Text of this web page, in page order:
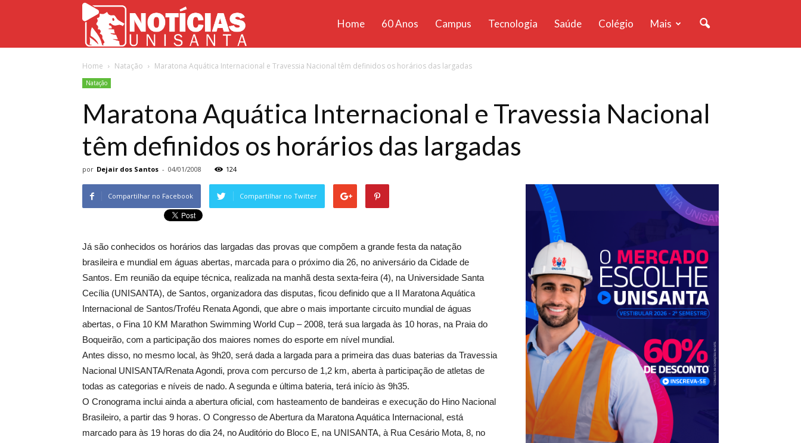
Unisanta
Home 60 Anos Campus Tecnologia Saúde Colégio Mais
Home Natação Maratona Aquática Internacional e Travessia Nacional têm definidos os horários das largadas
Natação
Maratona Aquática Internacional e Travessia Nacional
têm definidos os horários das largadas
por Dejair dos Santos - 04/01/2008 124
Compartilhar no Facebook Compartilhar no Twitter
Já são conhecidos os horários das largadas das provas que compõem a grande festa da natação
brasileira e mundial em águas abertas, marcada para o próximo dia 26, no aniversário da Cidade de
Santos. Em reunião da equipe técnica, realizada na manhã desta sexta-feira (4), na Universidade Santa
Cecília (UNISANTA), de Santos, organizadora das disputas, ficou definido que a II Maratona Aquática
Internacional de Santos/Troféu Renata Agondi, que abre o mais importante circuito mundial de águas
abertas, o Fina 10 KM Marathon Swimming World Cup – 2008, terá sua largada às 10 horas, na Praia do
Boqueirão, com a participação dos maiores nomes do esporte em nível mundial.
Antes disso, no mesmo local, às 9h20, será dada a largada para a primeira das duas baterias da Travessia
Nacional UNISANTA/Renata Agondi, prova com percurso de 1,2 km, aberta à participação de atletas de
todas as categorias e níveis de nado. A segunda e última bateria, terá início às 9h35.
O Cronograma inclui ainda a abertura oficial, com hasteamento de bandeiras e execução do Hino Nacional
Brasileiro, a partir das 9 horas. O Congresso de Abertura da Maratona Aquática Internacional, está
marcado para às 19 horas do dia 24, no Auditório do Bloco E, na UNISANTA, à Rua Cesário Mota, 8, no